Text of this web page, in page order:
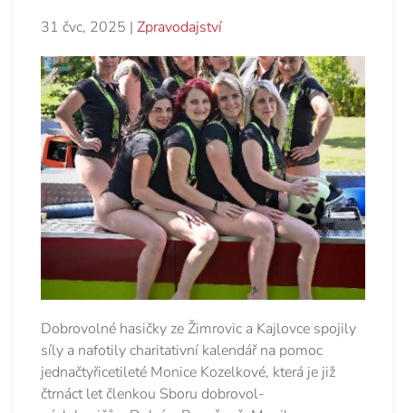
31 čvc, 2025 | Zpravodajství
Dobrovolné hasičky ze Žimrovic a Kajlovce spojily
síly a nafotily charitativní kalendář na pomoc
jednačtyřicetileté Monice Kozelkové, která je již
čtrnáct let členkou Sboru dobrovol-